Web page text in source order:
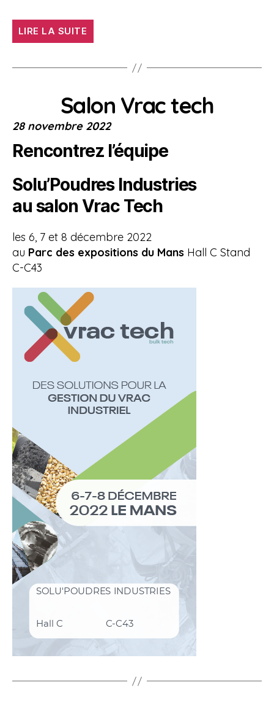
LIRE LA SUITE
d’installations
existantes/Essais
Salon Vrac tech
28 novembre 2022
Rencontrez l’équipe
Solu’Poudres Industries
au salon Vrac Tech
les 6, 7 et 8 décembre 2022
au Parc des expositions du Mans Hall C Stand
C-C43